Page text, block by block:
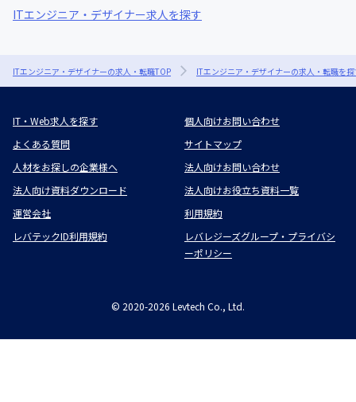
ITエンジニア・デザイナー求人を探す
ITエンジニア・デザイナーの求人・転職TOP ITエンジニア・デザイナーの求人・転職を
IT・Web求人を探す
個人向けお問い合わせ
よくある質問
サイトマップ
人材をお探しの企業様へ
法人向けお問い合わせ
法人向け資料ダウンロード
法人向けお役立ち資料一覧
運営会社
利用規約
レバテックID利用規約
レバレジーズグループ・プライバシ
ーポリシー
© 2020-2026 Levtech Co., Ltd.